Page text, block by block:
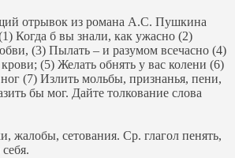
отрывок из романа А.С. Пушкина
Когда б вы знали, как ужасно (2)
(3) Пылать – и разумом всечасно (4)
(5) Желать обнять у вас колени (6)
(7) Излить мольбы, признанья, пени,
бы мог. Дайте толкование слова
жалобы, сетования. Ср. глагол пенять,